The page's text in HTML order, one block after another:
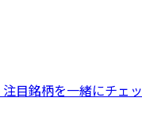
目銘柄を一緒にチェ